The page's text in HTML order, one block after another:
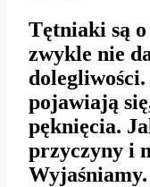
Tętniaki są o
zwykle nie
pojawiają
pęknięcia.
przyczyny i
Wyjaśniamy.